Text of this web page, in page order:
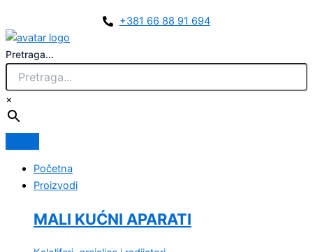
+381 66 88 91 694
Pretraga...
×
Početna
Proizvodi
MALI KUĆNI APARATI